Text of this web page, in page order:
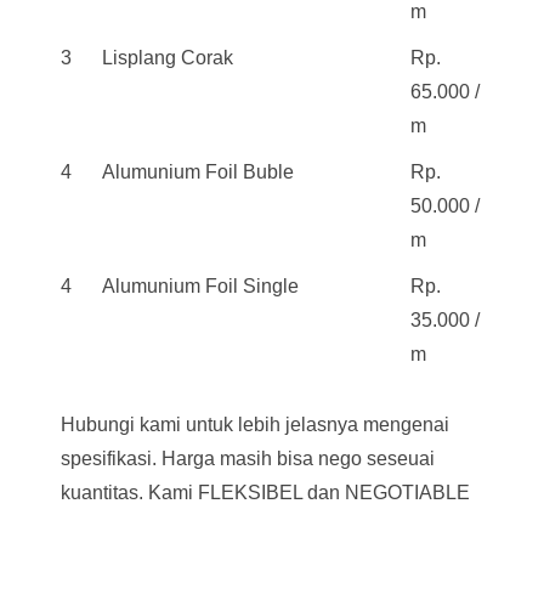
m
3 Lisplang Corak
Rp.
65.000 /
m
4 Alumunium Foil Buble
Rp.
50.000 /
m
4 Alumunium Foil Single
Rp.
35.000 /
m
Hubungi kami untuk lebih jelasnya mengenai
spesifikasi. Harga masih bisa nego seseuai
kuantitas. Kami FLEKSIBEL dan NEGOTIABLE